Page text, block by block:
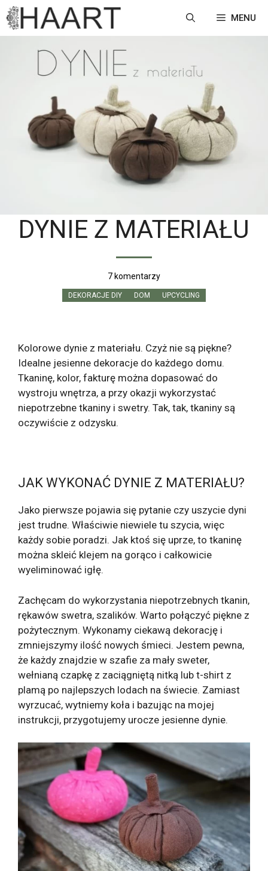
Przejdź
do
treści
MENU
DYNIE Z MATERIAŁU
7 komentarzy
DEKORACJE DIY DOM UPCYCLING
Kolorowe dynie z materiału. Czyż nie są piękne?
Idealne jesienne dekoracje do każdego domu.
Tkaninę, kolor, fakturę można dopasować do
wystroju wnętrza, a przy okazji wykorzystać
niepotrzebne tkaniny i swetry. Tak, tak, tkaniny są
oczywiście z odzysku.
JAK WYKONAĆ DYNIE Z MATERIAŁU?
Jako pierwsze pojawia się pytanie czy uszycie dyni
jest trudne. Właściwie niewiele tu szycia, więc
każdy sobie poradzi. Jak ktoś się uprze, to tkaninę
można skleić klejem na gorąco i całkowicie
wyeliminować igłę.
Zachęcam do wykorzystania niepotrzebnych tkanin,
rękawów swetra, szalików. Warto połączyć piękne z
pożytecznym. Wykonamy ciekawą dekorację i
zmniejszymy ilość nowych śmieci. Jestem pewna,
że każdy znajdzie w szafie za mały sweter,
wełnianą czapkę z zaciągniętą nitką lub t-shirt z
plamą po najlepszych lodach na świecie. Zamiast
wyrzucać, wytniemy koła i bazując na mojej
instrukcji, przygotujemy urocze jesienne dynie.